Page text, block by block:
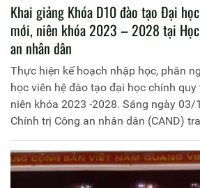
Khai giảng Khóa D10 đào tạo Đại
mới, niên khóa 2023 – 2028 tại
an nhân dân
Thực hiện kế hoạch nhập học, phân
học viên hệ đào tạo đại học chính
niên khóa 2023 -2028. Sáng ngày 03/
Chính trị Công an nhân dân (CAND)
Khai giảng khóa học.